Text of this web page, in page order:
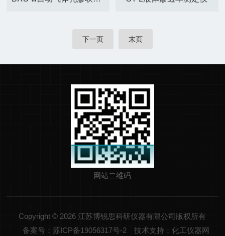
下一页 末页
网站二维码
Copyright © 2026 江苏博锐思科研仪器有限公司版权所有
备案号：苏ICP备19056317号-2
技术支持：化工仪器网